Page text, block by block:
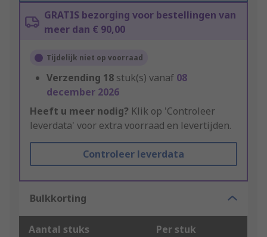
GRATIS bezorging voor bestellingen van
meer dan € 90,00
Tijdelijk niet op voorraad
Verzending 18 stuk(s) vanaf 08
december 2026
Heeft u meer nodig? Klik op 'Controleer
leverdata' voor extra voorraad en levertijden.
Controleer leverdata
Bulkkorting
Aantal stuks Per stuk